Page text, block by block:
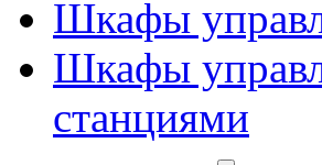
Шкафы
Шкафы
станциями